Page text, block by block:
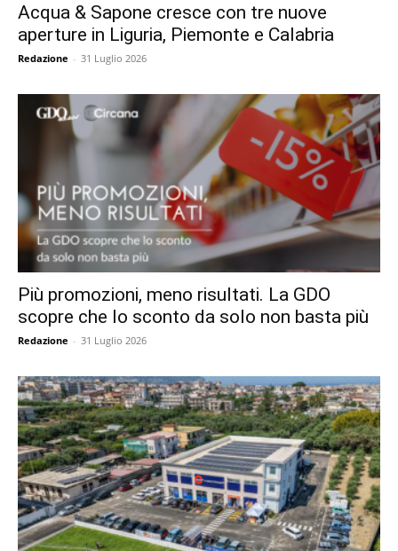
Acqua & Sapone cresce con tre nuove
aperture in Liguria, Piemonte e Calabria
Redazione - 31 Luglio 2026
Più promozioni, meno risultati. La GDO
scopre che lo sconto da solo non basta più
Redazione - 31 Luglio 2026